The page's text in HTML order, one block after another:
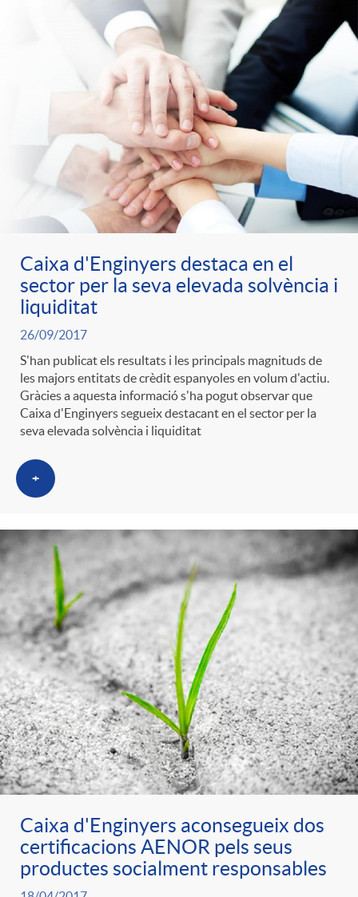
o
r
i
a
s
Caixa d'Enginyers destaca en el
sector per la seva elevada solvència i
liquiditat
26/09/2017
S'han publicat els resultats i les principals magnituds de
les majors entitats de crèdit espanyoles en volum d'actiu.
Gràcies a aquesta informació s'ha pogut observar que
Caixa d'Enginyers segueix destacant en el sector per la
seva elevada solvència i liquiditat
+
Caixa d'Enginyers aconsegueix dos
certificacions AENOR pels seus
productes socialment responsables